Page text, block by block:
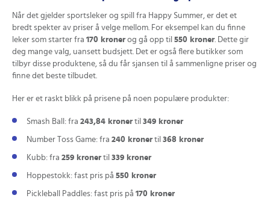
Når det gjelder sportsleker og spill fra Happy Summer, er det et
bredt spekter av priser å velge mellom. For eksempel kan du finne
leker som starter fra 170 kroner og gå opp til 550 kroner . Dette gir
deg mange valg, uansett budsjett. Det er også flere butikker som
tilbyr disse produktene, så du får sjansen til å sammenligne priser og
finne det beste tilbudet.
Her er et raskt blikk på prisene på noen populære produkter:
Smash Ball: fra 243,84 kroner til 349 kroner
Number Toss Game: fra 240 kroner til 368 kroner
Kubb: fra 259 kroner til 339 kroner
Hoppestokk: fast pris på 550 kroner
Pickleball Paddles: fast pris på 170 kroner